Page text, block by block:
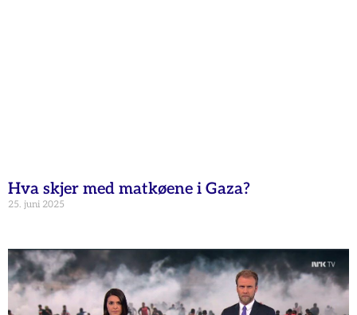
Hva skjer med matkøene i Gaza?
25. juni 2025